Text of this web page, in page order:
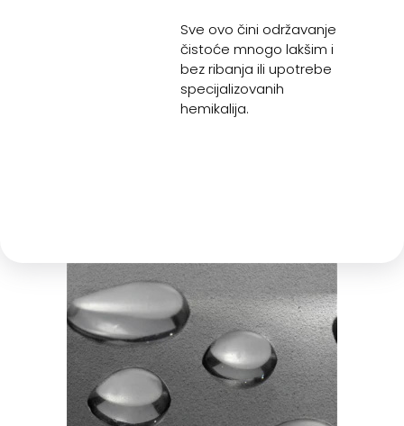
Sve ovo čini održavanje
čistoće mnogo lakšim i
bez ribanja ili upotrebe
specijalizovanih
hemikalija.